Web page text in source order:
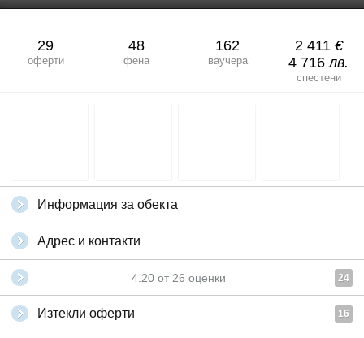
29
оферти
48
фена
162
ваучера
2 411 €
4 716лв.
спестени
Информация за обекта
Адрес и контакти
4.20 от 26 оценки 24
Изтекли оферти 16